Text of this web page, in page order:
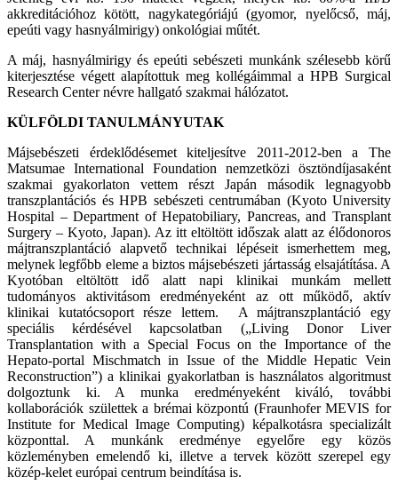
akkreditációhoz kötött, nagykategóriájú (gyomor, nyelőcső, máj,
epeúti vagy hasnyálmirigy) onkológiai műtét.
A máj, hasnyálmirigy és epeúti sebészeti munkánk szélesebb körű
kiterjesztése végett alapítottuk meg kollégáimmal a HPB Surgical
Research Center névre hallgató szakmai hálózatot.
KÜLFÖLDI TANULMÁNYUTAK
Májsebészeti érdeklődésemet kiteljesítve 2011-2012-ben a The
Matsumae International Foundation nemzetközi ösztöndíjasaként
szakmai gyakorlaton vettem részt Japán második legnagyobb
transzplantációs és HPB sebészeti centrumában (Kyoto University
Hospital – Department of Hepatobiliary, Pancreas, and Transplant
Surgery – Kyoto, Japan). Az itt eltöltött időszak alatt az élődonoros
májtranszplantáció alapvető technikai lépéseit ismerhettem meg,
melynek legfőbb eleme a biztos májsebészeti jártasság elsajátítása. A
Kyotóban eltöltött idő alatt napi klinikai munkám mellett
tudományos aktivitásom eredményeként az ott működő, aktív
klinikai kutatócsoport része lettem. A májtranszplantáció egy
speciális kérdésével kapcsolatban („Living Donor Liver
Transplantation with a Special Focus on the Importance of the
Hepato-portal Mischmatch in Issue of the Middle Hepatic Vein
Reconstruction”) a klinikai gyakorlatban is használatos algoritmust
dolgoztunk ki. A munka eredményeként kiváló, további
kollaborációk születtek a brémai központú (Fraunhofer MEVIS for
Institute for Medical Image Computing) képalkotásra specializált
központtal. A munkánk eredménye egyelőre egy közös
közleményben emelendő ki, illetve a tervek között szerepel egy
közép-kelet európai centrum beindítása is.